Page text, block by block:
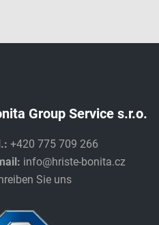
Group Service s.r.o.
+420 775 709 266
info@hriste-bonita.cz
Sie uns